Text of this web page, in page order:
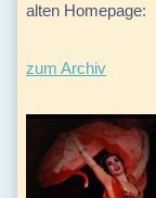
alten Homepage:
zum Archiv